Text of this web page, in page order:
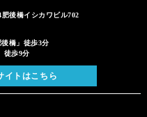
後橋イシカワビル702
橋」徒歩3分
徒歩9分
イトはこちら